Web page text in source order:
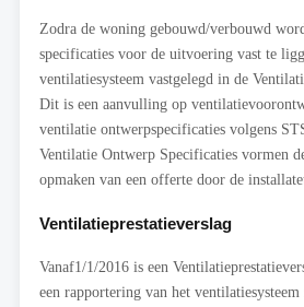
Zodra de woning gebouwd/verbouwd
specificaties voor de uitvoering vast te
ventilatiesysteem vastgelegd in de
Dit is een aanvulling op
ventilatie ontwerpspecificaties volgens
Ventilatie Ontwerp Specificaties vormen
opmaken van een offerte door de
Ventilatieprestatieverslag
Vanaf1/1/2016 is een
een rapportering van het ventilatiesysteem